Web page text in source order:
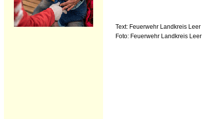
Text: Feuerwehr Landkreis Leer
Foto: Feuerwehr Landkreis Leer